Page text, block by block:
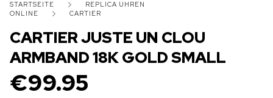
STARTSEITE
REPLICA UHREN
ONLINE
CARTIER
CARTIER JUSTE UN CLOU
ARMBAND 18K GOLD SMALL
€99.95